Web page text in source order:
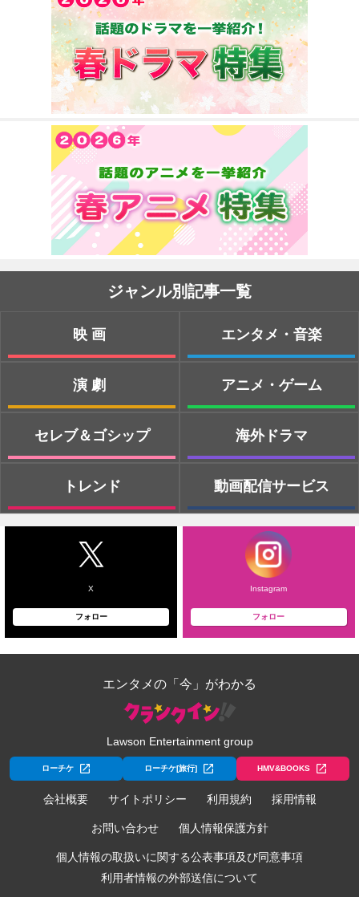
ジャンル別記事一覧
映画
演劇
セレブ＆ゴシップ
トレンド
エンタメ・音楽
アニメ・ゲーム
海外ドラマ
動画配信サービス
X
フォロー
Instagram
フォロー
エンタメの「今」がわかる
Lawson Entertainment group
ローチケ ローチケ[旅行] HMV&BOOKS
会社概要 サイトポリシー 利用規約 採用情報
お問い合わせ 個人情報保護方針
個人情報の取扱いに関する公表事項及び同意事項
利用者情報の外部送信について